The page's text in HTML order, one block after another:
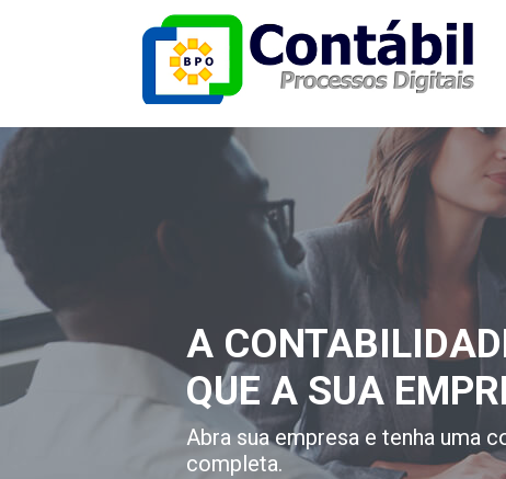
A
QUE A SUA
Abra sua empresa e tenha uma
completa.